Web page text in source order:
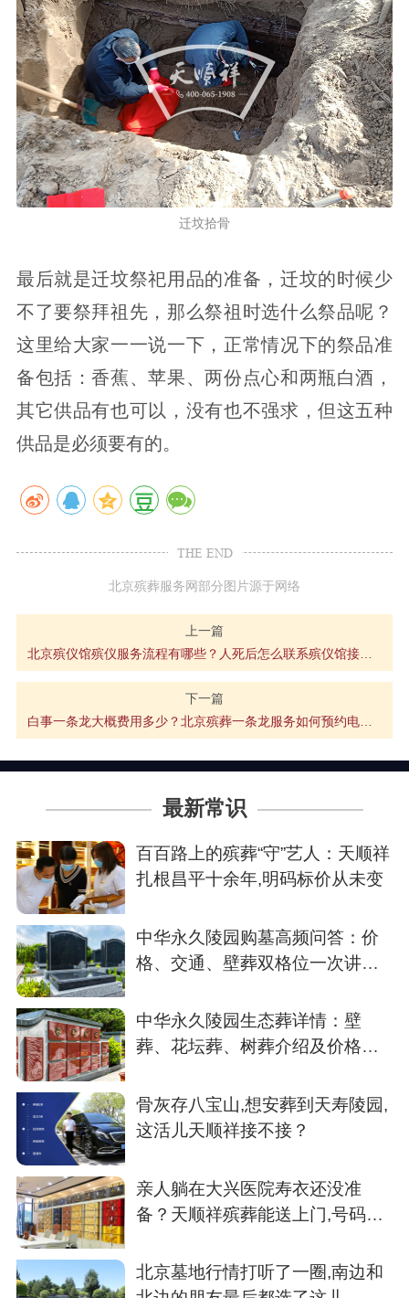
迁坟拾骨
最后就是迁坟祭祀用品的准备，迁坟的时候少
不了要祭拜祖先，那么祭祖时选什么祭品呢？
这里给大家一一说一下，正常情况下的祭品准
备包括：香蕉、苹果、两份点心和两瓶白酒，
其它供品有也可以，没有也不强求，但这五种
供品是必须要有的。
THE END
北京殡葬服务网部分图片源于网络
上一篇
北京殡仪馆殡仪服务流程有哪些？人死后怎么联系殡仪馆接遗体？
下一篇
白事一条龙大概费用多少？北京殡葬一条龙服务如何预约电话多少？
最新常识
百百路上的殡葬“守”艺人：天顺祥
扎根昌平十余年,明码标价从未变
中华永久陵园购墓高频问答：价
格、交通、壁葬双格位一次讲清
中华永久陵园生态葬详情：壁
葬、花坛葬、树葬介绍及价格参
骨灰存八宝山,想安葬到天寿陵园,
这活儿天顺祥接不接？
亲人躺在大兴医院寿衣还没准
备？天顺祥殡葬能送上门,号码我
北京墓地行情打听了一圈,南边和